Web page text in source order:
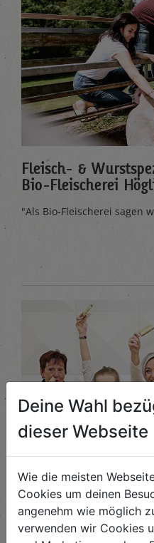
Fleisch- &
Bio-Fleischerei
"Als Bio-Fleischerei sagen
True Love
Deine Wahl
dieser Webseite
Wie die meisten
Cookies um deinen
angenehm wie möglich
verwenden wir Cookies